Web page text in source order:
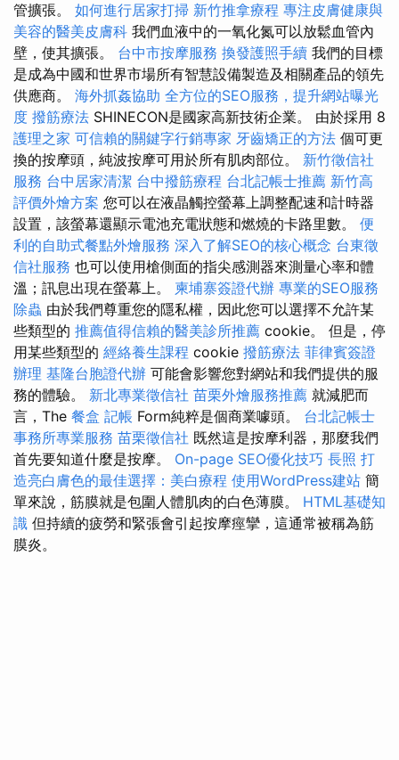
管擴張。 如何進行居家打掃 新竹推拿療程 專注皮膚健康與
美容的醫美皮膚科 我們血液中的一氧化氮可以放鬆血管內
壁，使其擴張。 台中市按摩服務 換發護照手續 我們的目標
是成為中國和世界市場所有智慧設備製造及相關產品的領先
供應商。 海外抓姦協助 全方位的SEO服務，提升網站曝光
度 撥筋療法 SHINECON是國家高新技術企業。 由於採用 8
護理之家 可信賴的關鍵字行銷專家 牙齒矯正的方法 個可更
換的按摩頭，純波按摩可用於所有肌肉部位。 新竹徵信社
服務 台中居家清潔 台中撥筋療程 台北記帳士推薦 新竹高
評價外燴方案 您可以在液晶觸控螢幕上調整配速和計時器
設置，該螢幕還顯示電池充電狀態和燃燒的卡路里數。 便
利的自助式餐點外燴服務 深入了解SEO的核心概念 台東徵
信社服務 也可以使用槍側面的指尖感測器來測量心率和體
溫；訊息出現在螢幕上。 柬埔寨簽證代辦 專業的SEO服務
除蟲 由於我們尊重您的隱私權，因此您可以選擇不允許某
些類型的 推薦值得信賴的醫美診所推薦 cookie。 但是，停
用某些類型的 經絡養生課程 cookie 撥筋療法 菲律賓簽證
辦理 基隆台胞證代辦 可能會影響您對網站和我們提供的服
務的體驗。 新北專業徵信社 苗栗外燴服務推薦 就減肥而
言，The 餐盒 記帳 Form純粹是個商業噱頭。 台北記帳士
事務所專業服務 苗栗徵信社 既然這是按摩利器，那麼我們
首先要知道什麼是按摩。 On-page SEO優化技巧 長照 打
造亮白膚色的最佳選擇：美白療程 使用WordPress建站 簡
單來說，筋膜就是包圍人體肌肉的白色薄膜。 HTML基礎知
識 但持續的疲勞和緊張會引起按摩痙攣，這通常被稱為筋
膜炎。